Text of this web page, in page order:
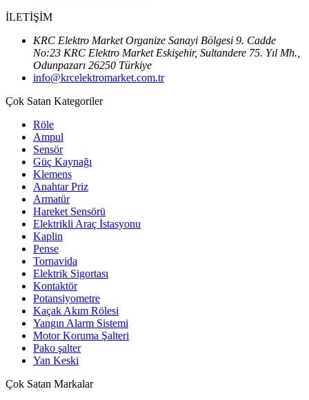
İLETİŞİM
KRC Elektro Market Organize Sanayi Bölgesi 9. Cadde
No:23 KRC Elektro Market Eskişehir, Sultandere 75. Yıl Mh.,
Odunpazarı 26250 Türkiye
info@krcelektromarket.com.tr
Çok Satan Kategoriler
Röle
Ampul
Sensör
Güç Kaynağı
Klemens
Anahtar Priz
Armatür
Hareket Sensörü
Elektrikli Araç İstasyonu
Kaplin
Pense
Tornavida
Elektrik Sigortası
Kontaktör
Potansiyometre
Kaçak Akım Rölesi
Yangın Alarm Sistemi
Motor Koruma Şalteri
Pako şalter
Yan Keski
Çok Satan Markalar